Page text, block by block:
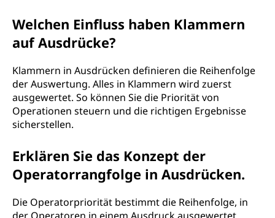
Welchen Einfluss haben Klammern
auf Ausdrücke?
Klammern in Ausdrücken definieren die Reihenfolge
der Auswertung. Alles in Klammern wird zuerst
ausgewertet. So können Sie die Priorität von
Operationen steuern und die richtigen Ergebnisse
sicherstellen.
Erklären Sie das Konzept der
Operatorrangfolge in Ausdrücken.
Die Operatorpriorität bestimmt die Reihenfolge, in